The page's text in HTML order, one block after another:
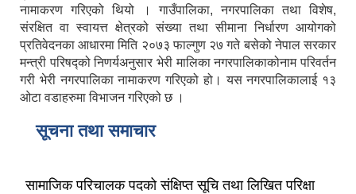
नामाकरण गरिएको थियो । गाउँपालिका, नगरपालिका तथा विशेष,
संरक्षित वा स्वायत्त क्षेत्रको संख्या तथा सीमाना निर्धारण आयोगको
प्रतिवेदनका आधारमा मिति २०७३ फाल्गुण २७ गते बसेको नेपाल सरकार
मन्त्री परिषद्को निणर्यअनुसार भेरी मालिका नगरपालिकाकोनाम परिवर्तन
गरी भेरी नगरपालिका नामाकरण गरिएको हो। यस नगरपालिकालाई १३
ओटा वडाहरुमा विभाजन गरिएको छ ।
सूचना तथा समाचार
सामाजिक परिचालक पदको संक्षिप्त सूचि तथा लिखित परिक्षा